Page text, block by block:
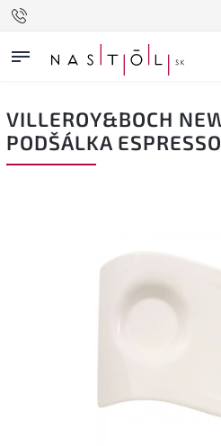
VILLEROY&BOCH
PODŠÁLKA ESPRESSO